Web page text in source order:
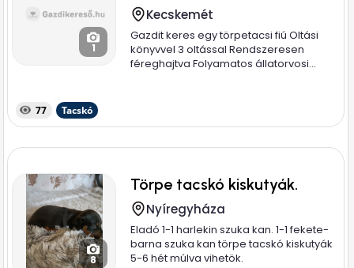
1
Kecskemét
Gazdit keres egy törpetacsi fiú Oltási
könyvvel 3 oltással Rendszeresen
féreghajtva Folyamatos állatorvosi...
77 Tacskó
8
Törpe tacskó kiskutyák.
Nyíregyháza
Eladó 1-1 harlekin szuka kan. 1-1 fekete-
barna szuka kan törpe tacskó kiskutyák
5-6 hét múlva vihetök.